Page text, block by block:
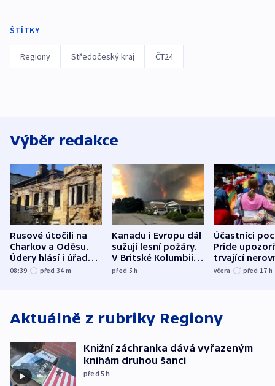
ŠTÍTKY
Regiony Středočeský kraj ČT24
Výběr redakce
Rusové útočili na
Charkov a Oděsu.
Údery hlásí i úřady v
Bělgorodu
08:39 před 34 m
Kanadu i Evropu dál
sužují lesní požáry.
V Britské Kolumbii
evakuovali tisíce lidí
před 5h
Účastníci
Pride
trvající
včera před 17 h
Aktuálně z rubriky Regiony
Knižní záchranka dává vyřazeným
knihám druhou šanci
před 5h